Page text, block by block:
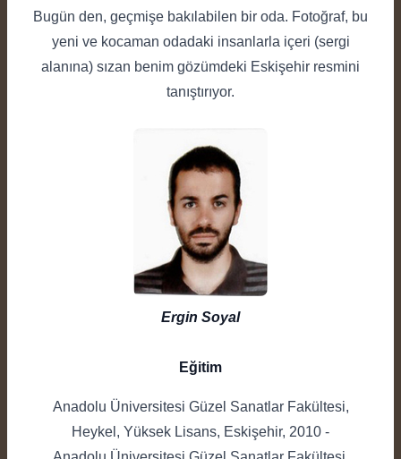
Bugün den, geçmişe bakılabilen bir oda. Fotoğraf, bu
yeni ve kocaman odadaki insanlarla içeri (sergi
alanına) sızan benim gözümdeki Eskişehir resmini
tanıştırıyor.
Ergin Soyal
Eğitim
Anadolu Üniversitesi Güzel Sanatlar Fakültesi,
Heykel, Yüksek Lisans, Eskişehir, 2010 -